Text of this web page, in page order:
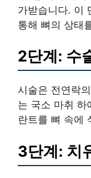
가받습니다. 이
통해 뼈의 상태
2단계: 수
시술은 전연락
는 국소 마취 하
란트를 뼈 속에
3단계: 치